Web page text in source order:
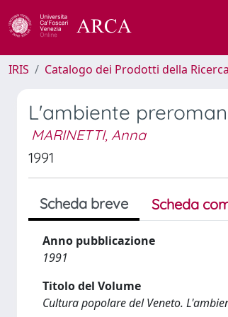
IRIS Catalogo dei Prodotti della Ricerca
L'ambiente
MARINETTI, Anna
1991
Scheda breve Scheda
Anno pubblicazione
1991
Titolo del Volume
Cultura popolare del Veneto.